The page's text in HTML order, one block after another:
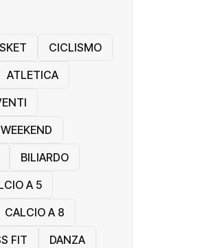
CICLISMO
ATLETICA
BILIARDO
A 5
CALCIO A 8
FIT
DANZA